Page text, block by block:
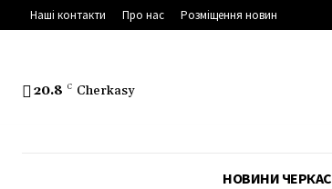
Наші контакти Про нас Розміщення новин
20.8 C Cherkasy
НОВИНИ ЧЕРКАС